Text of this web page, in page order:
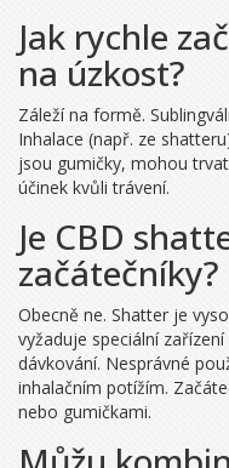
Jak rychle
na úzkost?
Záleží na formě.
Inhalace (např. ze
jsou gumičky, mohou
účinek kvůli trávení.
Je CBD
začátečníky?
Obecně ne. Shatter je
vyžaduje speciální
dávkování. Nesprávné
inhalačním potížím.
nebo gumičkami.